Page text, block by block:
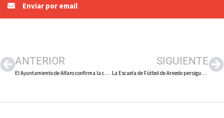
Enviar por email
ANTERIOR
El Ayuntamiento de Alfaro confirma la celebración de las fiestas patronales y anuncia un concierto de Camela para el jueves 18 de agosto
SIGUIENTE
La Escuela de Fútbol de Arnedo persigue contar dentro de tres años con una sección completa de fútbol femenino